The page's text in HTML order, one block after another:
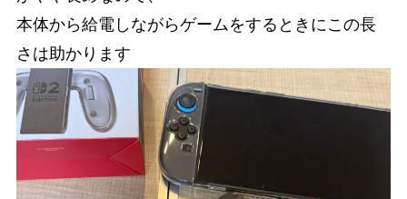
本体から給電しながらゲームをするときにこの長
さは助かります